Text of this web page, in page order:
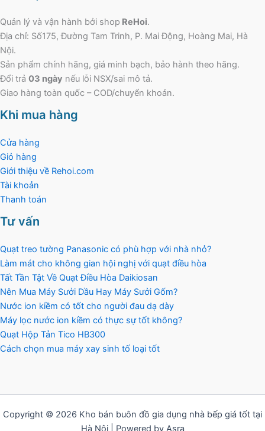
Quản lý và vận hành bởi shop ReHoi.
Địa chỉ: Số175, Đường Tam Trinh, P. Mai Động, Hoàng Mai, Hà
Nội.
Sản phẩm chính hãng, giá minh bạch, bảo hành theo hãng.
Đổi trả 03 ngày nếu lỗi NSX/sai mô tả.
Giao hàng toàn quốc – COD/chuyển khoản.
Khi mua hàng
Cửa hàng
Giỏ hàng
Giới thiệu về Rehoi.com
Tài khoản
Thanh toán
Tư vấn
Quạt treo tường Panasonic có phù hợp với nhà nhỏ?
Làm mát cho không gian hội nghị với quạt điều hòa
Tất Tần Tật Về Quạt Điều Hòa Daikiosan
Nên Mua Máy Sưởi Dầu Hay Máy Sưởi Gốm?
Nước ion kiềm có tốt cho người đau dạ dày
Máy lọc nước ion kiềm có thực sự tốt không?
Quạt Hộp Tản Tico HB300
Cách chọn mua máy xay sinh tố loại tốt
Copyright © 2026 Kho bán buôn đồ gia dụng nhà bếp giá tốt tại